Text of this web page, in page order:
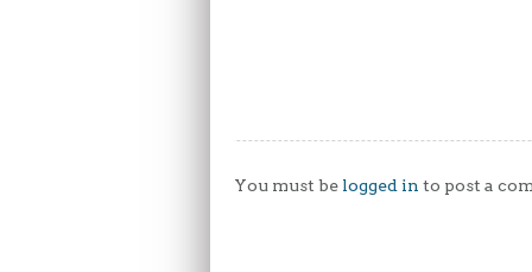
You must be logged in to post a